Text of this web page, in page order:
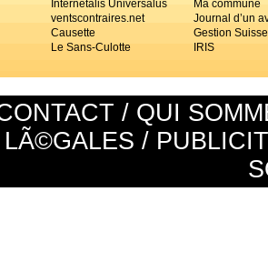
Ma commune
Journal d’un
Gestion Suisse
IRIS
Internetalis Universalus
ventscontraires.net
Causette
Le Sans-Culotte
/ QUI
/